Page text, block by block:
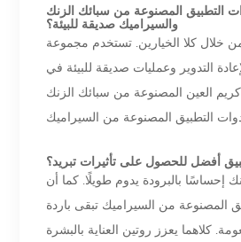
التطبيق المصنوعة من سبائك الزنك
والسيراميك صديقة للبيئة؟
خلال كلا الخيارين. تستخدم مجموعة
التدوير وعمليات صديقة للبيئة في
العين المصنوعة من سبائك الزنك
أفضل للحصول على تأثيرات تبريد؟
إحساسًا بالبرودة يدوم طويلًا. كما أن
المصنوعة من السيراميك تبقى باردة
كلاهما يعزز روتين العناية بالبشرة